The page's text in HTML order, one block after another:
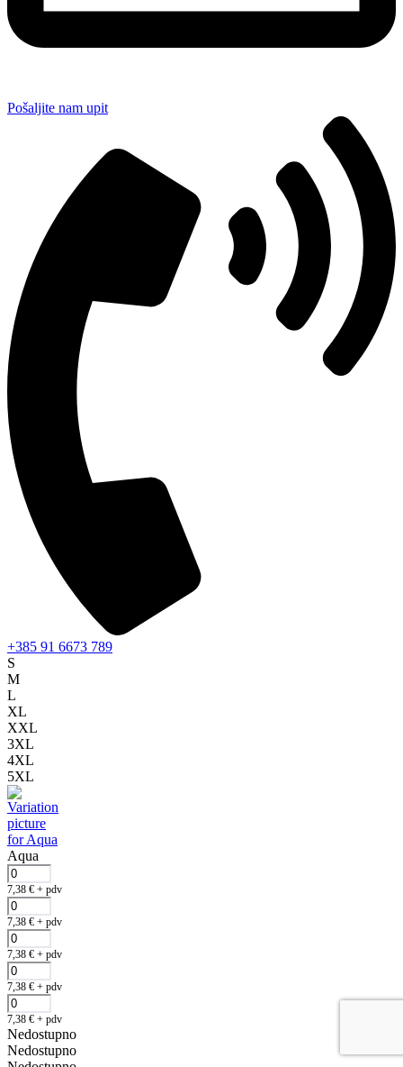
Pošaljite nam upit
+385 91 6673 789
S
M
L
XL
XXL
3XL
4XL
5XL
Aqua
7,38 € + pdv
7,38 € + pdv
7,38 € + pdv
7,38 € + pdv
7,38 € + pdv
Nedostupno
Nedostupno